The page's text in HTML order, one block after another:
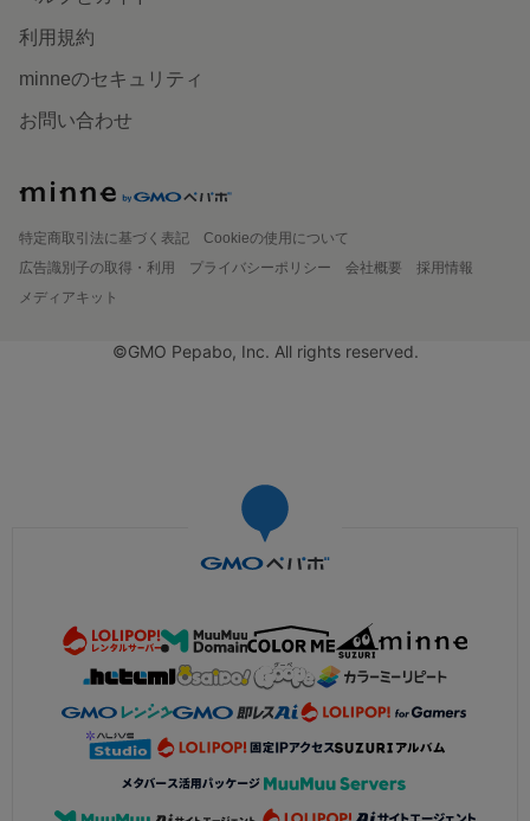
利用規約
minneのセキュリティ
お問い合わせ
特定商取引法に基づく表記
Cookieの使用について
広告識別子の取得・利用
プライバシーポリシー 会社概要
採用情報
メディアキット
©GMO Pepabo, Inc. All rights reserved.